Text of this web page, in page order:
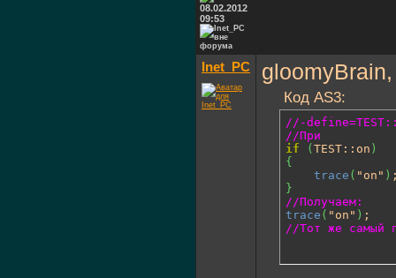
08.02.2012
09:53
Inet_PC
Код AS3:
//-
//При
if
( TEST::on )
{
trace ( "on" )
}
//Получаем:
trace ( "on" )
//Тот же самый